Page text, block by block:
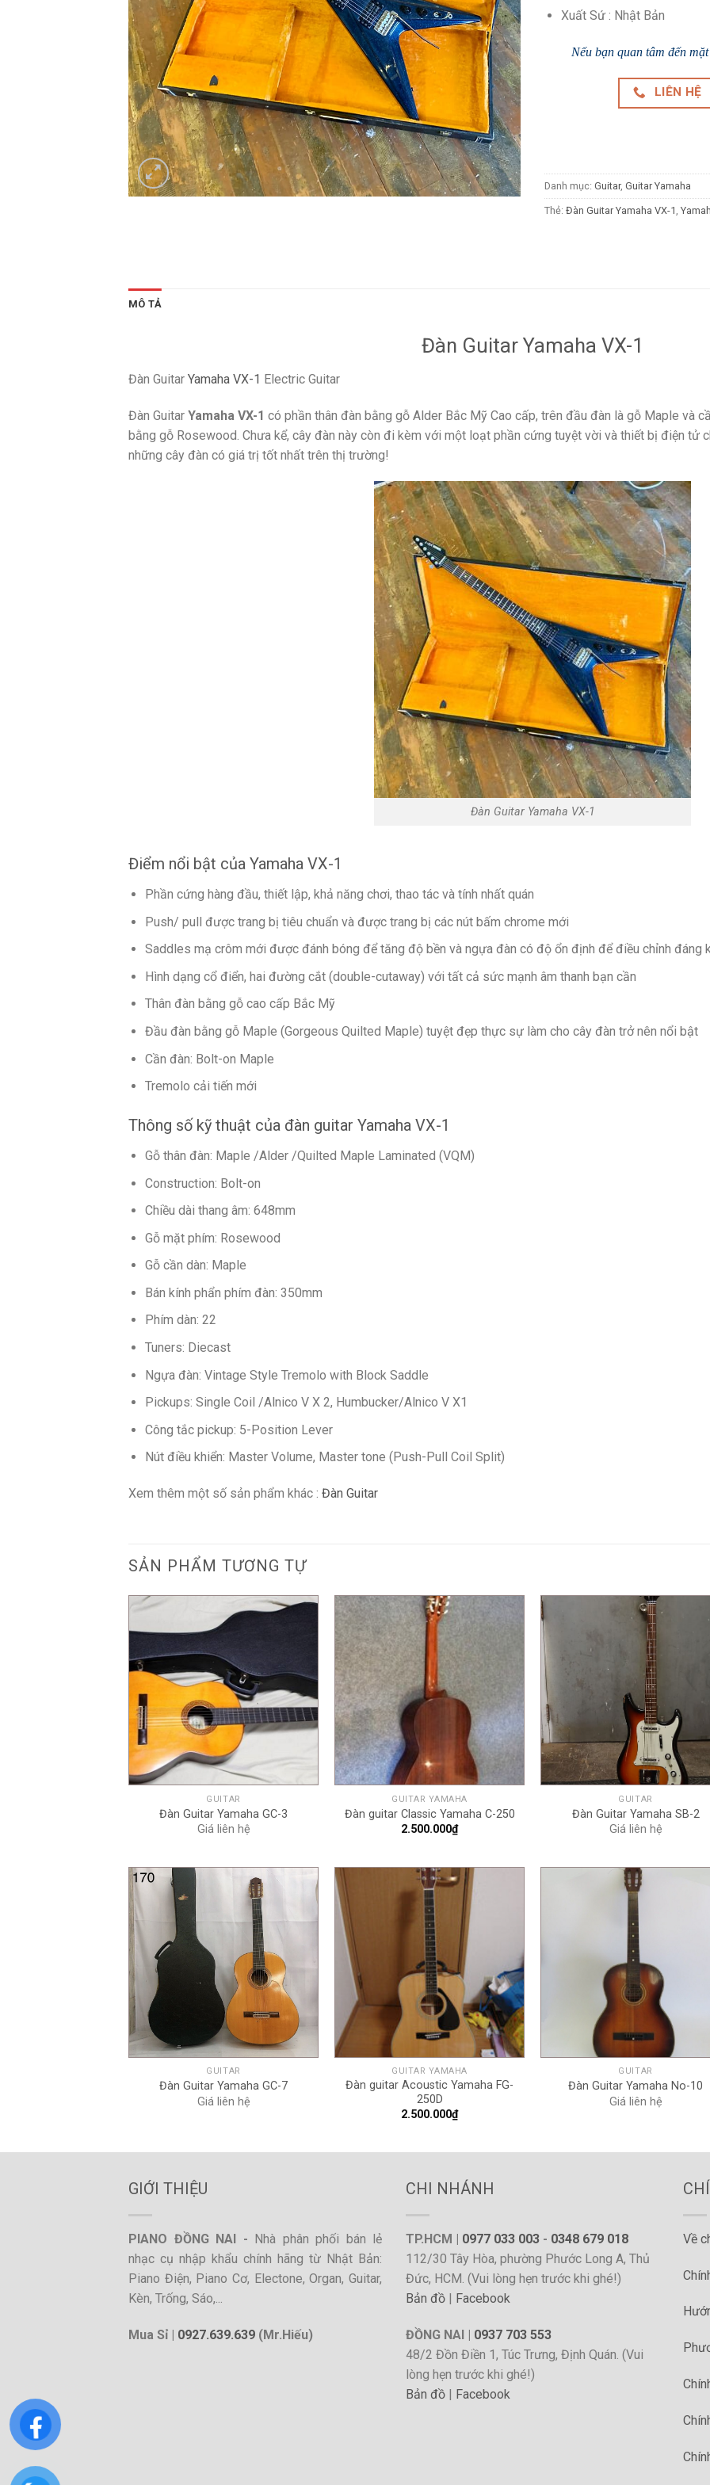
Xuất Sứ : Nhật Bản
Nếu bạn quan tâm đến
LIÊN HỆ
Danh mục: Guitar, Guitar Yamaha
Thẻ: Đàn Guitar Yamaha VX-1,
MÔ TẢ
Đàn Guitar Yamaha VX-1
Đàn Guitar Yamaha VX-1 Electric Guitar
Đàn Guitar Yamaha VX-1 có phần thân đàn bằng gỗ Alder Bắc Mỹ Cao cấp, trên đầu đàn là gỗ Maple và
bằng gỗ Rosewood. Chưa kể, cây đàn này còn đi kèm với một loạt phần cứng tuyệt vời và thiết bị điện
những cây đàn có giá trị tốt nhất trên thị trường!
Đàn Guitar Yamaha VX-1
Điểm nổi bật của Yamaha VX-1
Phần cứng hàng đầu, thiết lập, khả năng chơi, thao tác và tính nhất quán
Push/ pull được trang bị tiêu chuẩn và được trang bị các nút bấm chrome mới
Saddles mạ crôm mới được đánh bóng để tăng độ bền và ngựa đàn có độ ổn định để điều chỉnh đáng
Hình dạng cổ điển, hai đường cắt (double-cutaway) với tất cả sức mạnh âm thanh bạn cần
Thân đàn bằng gỗ cao cấp Bắc Mỹ
Đầu đàn bằng gỗ Maple (Gorgeous Quilted Maple) tuyệt đẹp thực sự làm cho cây đàn trở nên nổi bật
Cần đàn: Bolt-on Maple
Tremolo cải tiến mới
Thông số kỹ thuật của đàn guitar Yamaha VX-1
Gỗ thân đàn: Maple /Alder /Quilted Maple Laminated (VQM)
Construction: Bolt-on
Chiều dài thang âm: 648mm
Gỗ mặt phím: Rosewood
Gỗ cần dàn: Maple
Bán kính phẩn phím đàn: 350mm
Phím dàn: 22
Tuners: Diecast
Ngựa đàn: Vintage Style Tremolo with Block Saddle
Pickups: Single Coil /Alnico V X 2, Humbucker/Alnico V X1
Công tắc pickup: 5-Position Lever
Nút điều khiển: Master Volume, Master tone (Push-Pull Coil Split)
Xem thêm một số sản phẩm khác : Đàn Guitar
SẢN PHẨM TƯƠNG TỰ
+
GUITAR
Đàn Guitar Yamaha GC-3
Giá liên hệ
+
GUITAR YAMAHA
Đàn guitar Classic Yamaha C-250
2.500.000₫
+
GUITAR
Đàn Guitar Yamaha SB-2
Giá liên hệ
GUITAR
Đàn Guitar Yamaha GC-7
Giá liên hệ
GUITAR YAMAHA
Đàn guitar Acoustic Yamaha FG-
250D
2.500.000₫
GUITAR
Đàn Guitar Yamaha No-10
Giá liên hệ
GIỚI THIỆU
PIANO ĐỒNG NAI - Nhà phân phối bán lẻ
nhạc cụ nhập khẩu chính hãng từ Nhật Bản:
Piano Điện, Piano Cơ, Electone, Organ, Guitar,
Kèn, Trống, Sáo,...
Mua Sỉ | 0927.639.639 (Mr.Hiếu)
CHI NHÁNH
TP.HCM | 0977 033 003 - 0348 679 018
112/30 Tây Hòa, phường Phước Long A, Thủ
Đức, HCM. (Vui lòng hẹn trước khi ghé!)
Bản đồ | Facebook
ĐỒNG NAI | 0937 703 553
48/2 Đồn Điền 1, Túc Trưng, Định Quán. (Vui
lòng hẹn trước khi ghé!)
Bản đồ | Facebook
Về